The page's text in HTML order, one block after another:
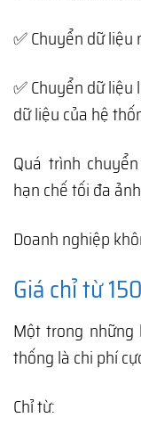
✅ Chuyển dữ liệu
✅ Chuyển dữ
dữ liệu của hệ
Quá trình
hạn chế tối đa
Doanh nghiệp
Giá chỉ từ
Một trong
thống là chi phí
Chỉ từ: